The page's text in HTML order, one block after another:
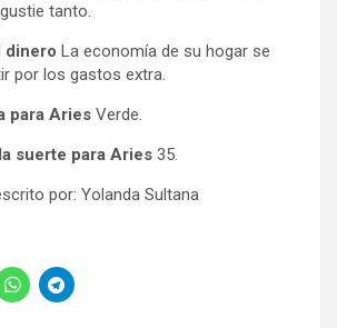
tanto.
dinero La economía de su hogar se
por los gastos extra.
para Aries Verde.
suerte para Aries 35.
por: Yolanda Sultana